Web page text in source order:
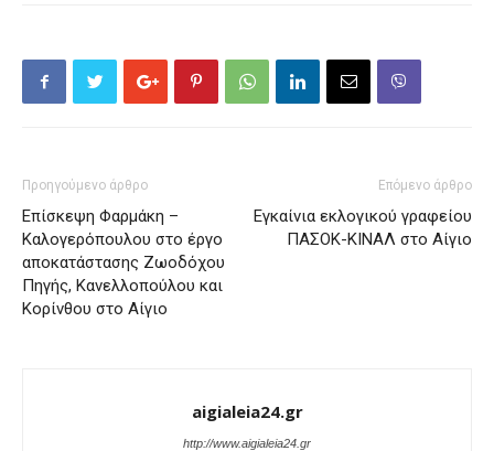
Προηγούμενο άρθρο
Επίσκεψη Φαρμάκη –
Καλογερόπουλου στο έργο
αποκατάστασης Ζωοδόχου
Πηγής, Κανελλοπούλου και
Κορίνθου στο Αίγιο
Επόμενο άρθρο
Εγκαίνια εκλογικού γραφείου
ΠΑΣΟΚ-ΚΙΝΑΛ στο Αίγιο
aigialeia24.gr
http://www.aigialeia24.gr